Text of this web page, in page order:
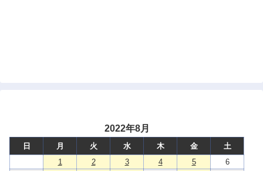
2022年8月
日 月 火 水 木 金
土
1
2 3 4 5
6